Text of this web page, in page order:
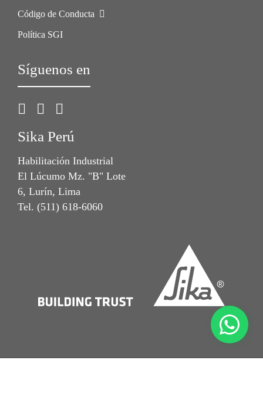
Código de Conducta
Política SGI
Síguenos en
Sika Perú
Habilitación Industrial
El Lúcumo Mz. "B" Lote
6, Lurín, Lima
Tel. (511) 618-6060